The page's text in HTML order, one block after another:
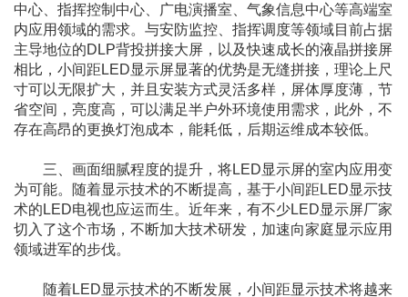
中心、指挥控制中心、广电演播室、气象信息中心等高端室
内应用领域的需求。与安防监控、指挥调度等领域目前占据
主导地位的DLP背投拼接大屏，以及快速成长的液晶拼接屏
相比，小间距LED显示屏显著的优势是无缝拼接，理论上尺
寸可以无限扩大，并且安装方式灵活多样，屏体厚度薄，节
省空间，亮度高，可以满足半户外环境使用需求，此外，不
存在高昂的更换灯泡成本，能耗低，后期运维成本较低。
三、画面细腻程度的提升，将LED显示屏的室内应用变
为可能。随着显示技术的不断提高，基于小间距LED显示技
术的LED电视也应运而生。近年来，有不少LED显示屏厂家
切入了这个市场，不断加大技术研发，加速向家庭显示应用
领域进军的步伐。
随着LED显示技术的不断发展，小间距显示技术将越来